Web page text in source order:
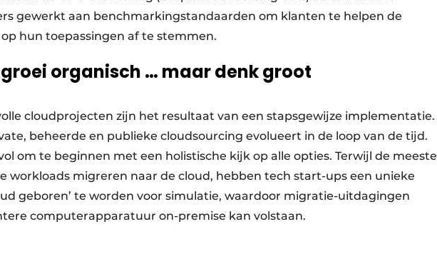
gewerkt aan benchmarkingstandaarden om klanten te helpen de
hun toepassingen af te stemmen.
organisch … maar denk groot
cloudprojecten zijn het resultaat van een stapsgewijze implementatie.
beheerde en publieke cloudsourcing evolueert in de loop van de tijd.
om te beginnen met een holistische kijk op alle opties. Terwijl de meeste
workloads migreren naar de cloud, hebben tech start-ups een unieke
geboren’ te worden voor simulatie, waardoor migratie-uitdagingen
computerapparatuur on-premise kan volstaan.